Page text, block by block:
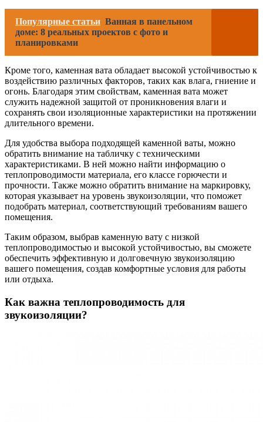
Популярные статьи Ванная в панельном
доме: 8 реальных проектов с фото и
планировками
Кроме того, каменная вата обладает высокой устойчивостью к
воздействию различных факторов, таких как влага, гниение и
огонь. Благодаря этим свойствам, каменная вата может
служить надежной защитой от проникновения влаги и
сохранять свои изоляционные характеристики на протяжении
длительного времени.
Для удобства выбора подходящей каменной ваты, можно
обратить внимание на табличку с техническими
характеристиками. В ней можно найти информацию о
теплопроводимости материала, его классе горючести и
прочности. Также можно обратить внимание на маркировку,
которая указывает на уровень звукоизоляции, что поможет
подобрать материал, соответствующий требованиям вашего
помещения.
Таким образом, выбрав каменную вату с низкой
теплопроводимостью и высокой устойчивостью, вы сможете
обеспечить эффективную и долговечную звукоизоляцию
вашего помещения, создав комфортные условия для работы
или отдыха.
Как важна теплопроводимость для
звукоизоляции?